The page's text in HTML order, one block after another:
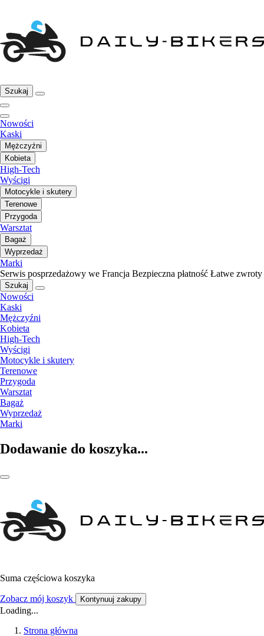
Szukaj
Nowości
Kaski
Mężczyźni
Kobieta
High-Tech
Wyścigi
Motocykle i skutery
Terenowe
Przygoda
Warsztat
Bagaż
Wyprzedaż
Marki
Serwis posprzedażowy we Francja Bezpieczna płatność Łatwe zwroty
Szukaj
Nowości
Kaski
Mężczyźni
Kobieta
High-Tech
Wyścigi
Motocykle i skutery
Terenowe
Przygoda
Warsztat
Bagaż
Wyprzedaż
Marki
Dodawanie do koszyka...
Suma częściowa koszyka
Zobacz mój koszyk Kontynuuj zakupy
Loading...
Strona główna